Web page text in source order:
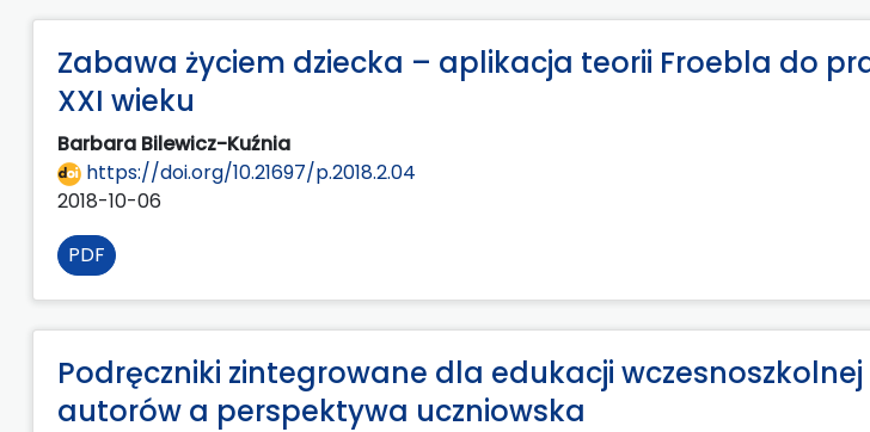
Zabawa życiem dziecka – aplikacja teorii Froebla do
XXI wieku
Barbara Bilewicz-Kuźnia
https://doi.org/10.21697/p.2018.2.04
2018-10-06
PDF
Podręczniki zintegrowane dla edukacji
autorów a perspektywa uczniowska